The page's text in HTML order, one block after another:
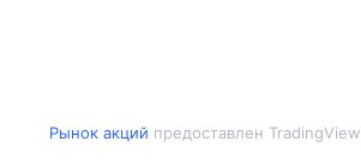
Рынок акций предоставлен TradingView